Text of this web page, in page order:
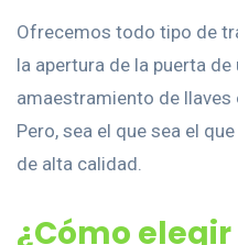
Ofrecemos todo tipo de
la apertura de la puerta de
amaestramiento de
Pero, sea el que sea el
de alta calidad.
¿Cómo